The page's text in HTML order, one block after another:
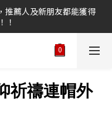
單金額皆可折抵，折抵點
推薦人及新朋友都能獲得
！
選1件享好康！
禱連帽外